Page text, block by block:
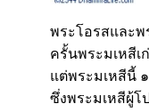
พระโอรสและพ
ครั้นพระมเหสีเ
แต่พระมเหสีนี้
ซึ่งพระมเหสีผู้